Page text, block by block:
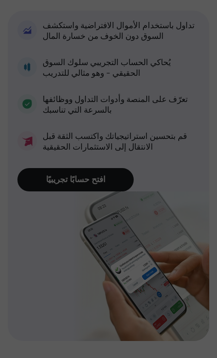
تداول باستخدام الأموال الافتراضية واستكشف
السوق دون الخوف من خسارة المال
يُحاكي الحساب التجريبي سلوك السوق
الحقيقي - وهو مثالي للتدريب
تعرّف على المنصة وأدوات التداول ووظائفها
بالسرعة التي تناسبك
قم بتحسين استراتيجياتك واكتسب الثقة قبل
الانتقال إلى الاستثمارات الحقيقية
افتح حسابًا تجريبيًا